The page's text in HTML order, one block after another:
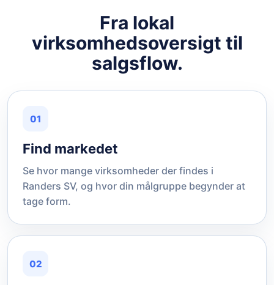
Fra lokal
virksomhedsoversigt til
salgsflow.
01
Find markedet
Se hvor mange virksomheder der findes i
Randers SV, og hvor din målgruppe begynder at
tage form.
02